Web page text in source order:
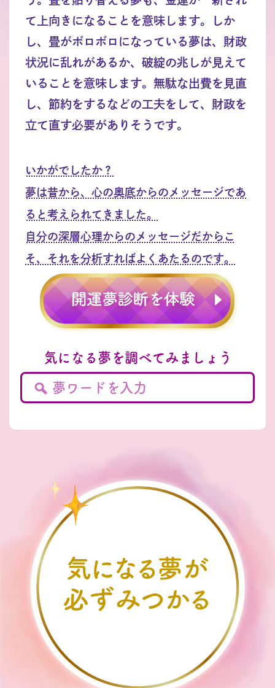
て上向きになることを意味します。しか
し、畳がボロボロになっている夢は、財政
状況に乱れがあるか、破綻の兆しが見えて
いることを意味します。無駄な出費を見直
し、節約をするなどの工夫をして、財政を
立て直す必要がありそうです。
いかがでしたか？
夢は昔から、心の奥底からのメッセージであ
ると考えられてきました。
自分の深層心理からのメッセージだからこ
そ、それを分析すればよくあたるのです。
気になる夢を調べてみましょう